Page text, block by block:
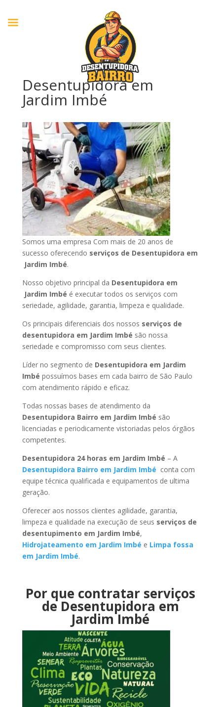
Desentupidora em
Jardim Imbé
Somos uma empresa Com mais de 20 anos de
sucesso oferecendo serviços de Desentupidora em
Jardim Imbé.
Nosso objetivo principal da Desentupidora em
Jardim Imbé é executar todos os serviços com
seriedade, agilidade, garantia, limpeza e qualidade.
Os principais diferenciais dos nossos serviços de
desentupidora em Jardim Imbé são nossa
seriedade e compromisso com seus clientes.
Líder no segmento de Desentupidora em Jardim
Imbé possuímos bases em cada bairro de São Paulo
com atendimento rápido e eficaz.
Todas nossas bases de atendimento da
Desentupidora Bairro em Jardim Imbé são
licenciadas e periodicamente vistoriadas pelos órgãos
competentes.
Desentupidora 24 horas em Jardim Imbé – A
Desentupidora Bairro em Jardim Imbé conta com
equipe técnica qualificada e equipamentos de ultima
geração.
Oferecer aos nossos clientes agilidade, garantia,
limpeza e qualidade na execução de seus serviços de
desentupimento em Jardim Imbé,
Hidrojateamento em Jardim Imbé e Limpa fossa
em Jardim Imbé.
Por que contratar serviços
de Desentupidora em
Jardim Imbé